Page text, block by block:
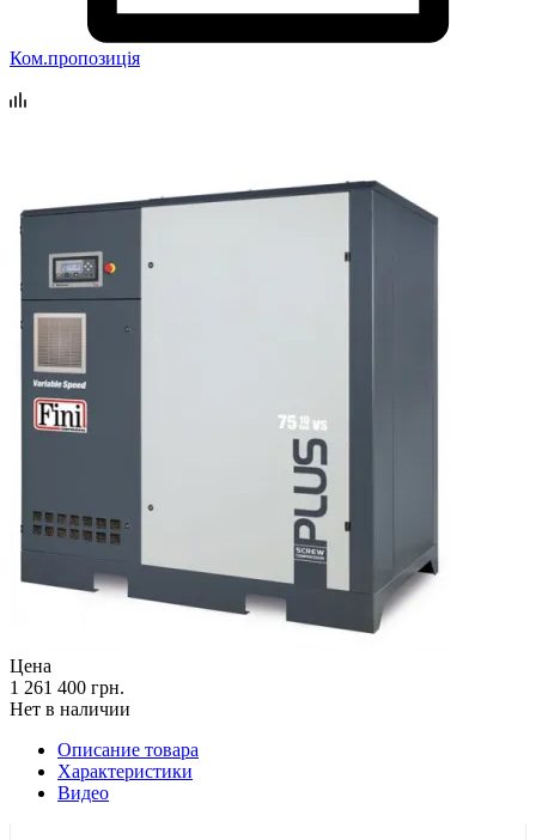
Ком.пропозиція
Цена
1 261 400 грн.
Нет в наличии
Описание товара
Характеристики
Видео